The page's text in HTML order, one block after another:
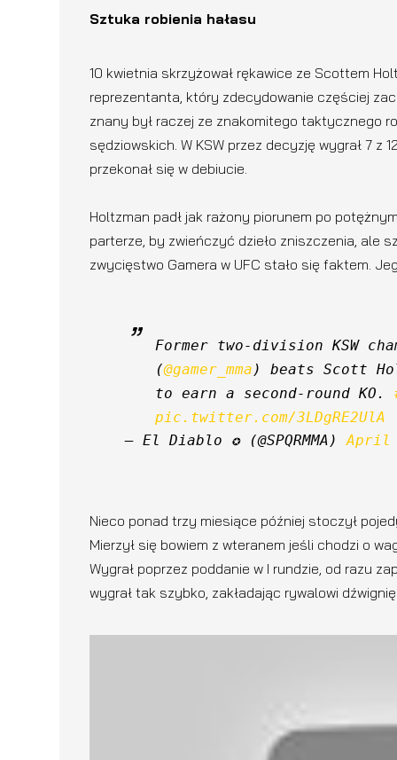
Sztuka robienia hałasu
10 kwietnia skrzyżował rękawice ze Scottem
reprezentanta, który zdecydowanie częściej
znany był raczej ze znakomitego taktycznego
sędziowskich. W KSW przez decyzję wygrał 7 z
przekonał się w debiucie.
Holtzman padł jak rażony piorunem po
parterze, by zwieńczyć dzieło zniszczenia, ale
zwycięstwo Gamera w UFC stało się faktem.
Former two-division KSW
(@gamer_mma) beats Scott
to earn a second-round KO.
pic.twitter.com/3LDgRE2UlA
— El Diablo ✪ (@SPQRMMA) April
Nieco ponad trzy miesiące później stoczył
Mierzył się bowiem z wteranem jeśli chodzi o
Wygrał poprzez poddanie w I rundzie, od razu
wygrał tak szybko, zakładając rywalowi